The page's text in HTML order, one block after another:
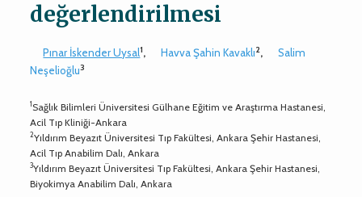
değerlendirilmesi
Pınar İskender Uysal1, Havva Şahin Kavaklı2,
Salim
Neşelioğlu3
1Sağlık Bilimleri Üniversitesi Gülhane Eğitim ve Araştırma Hastanesi,
Acil Tıp Kliniği-Ankara
2Yıldırım Beyazıt Üniversitesi Tıp Fakültesi, Ankara Şehir Hastanesi,
Acil Tıp Anabilim Dalı, Ankara
3Yıldırım Beyazıt Üniversitesi Tıp Fakültesi, Ankara Şehir Hastanesi,
Biyokimya Anabilim Dalı, Ankara